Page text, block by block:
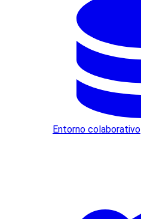
Entorno colaborativo